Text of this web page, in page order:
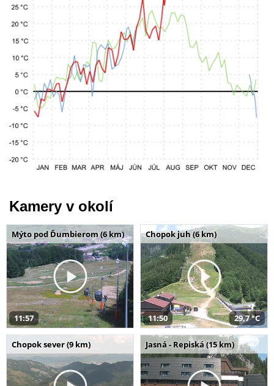
Kamery v okolí
Mýto pod Ďumbierom (6 km)
11:57
Chopok juh (6 km)
11:50 29,7 °C
Chopok sever (9 km) Jasná - Repiská (15 km)